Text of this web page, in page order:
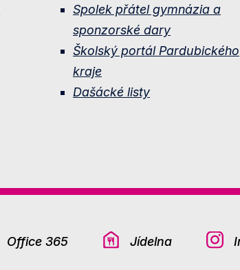
Spolek přátel gymnázia a
sponzorské dary
Školský portál Pardubického
kraje
Dašácké listy
Office 365 Jídelna